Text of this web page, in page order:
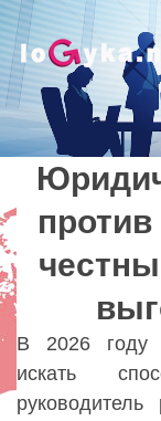
Lady
В 2026 году
искать